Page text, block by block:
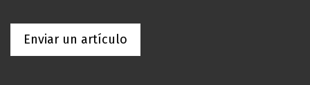
Enviar un artículo